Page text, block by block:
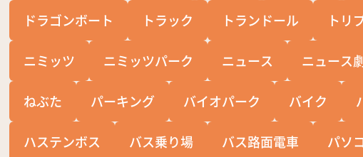
ドラゴンボート トラック トランドール トリ
ニミッツ ニミッツパーク ニュース ニュース
ねぶた パーキング バイオパーク バイク
ハステンボス バス乗り場 バス路面電車 パソ